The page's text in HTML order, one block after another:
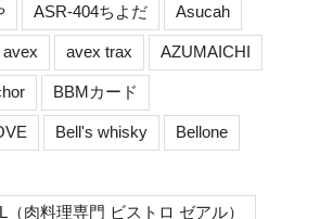
ASR-404ちよだ Asucah
avex avex trax AZUMAICHI
BBMカード
Bell's whisky Bellone
（肉料理専門 ビストロ ゼアル）